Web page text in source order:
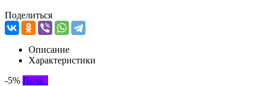
Поделиться
Описание
Характеристики
-5% Ночь